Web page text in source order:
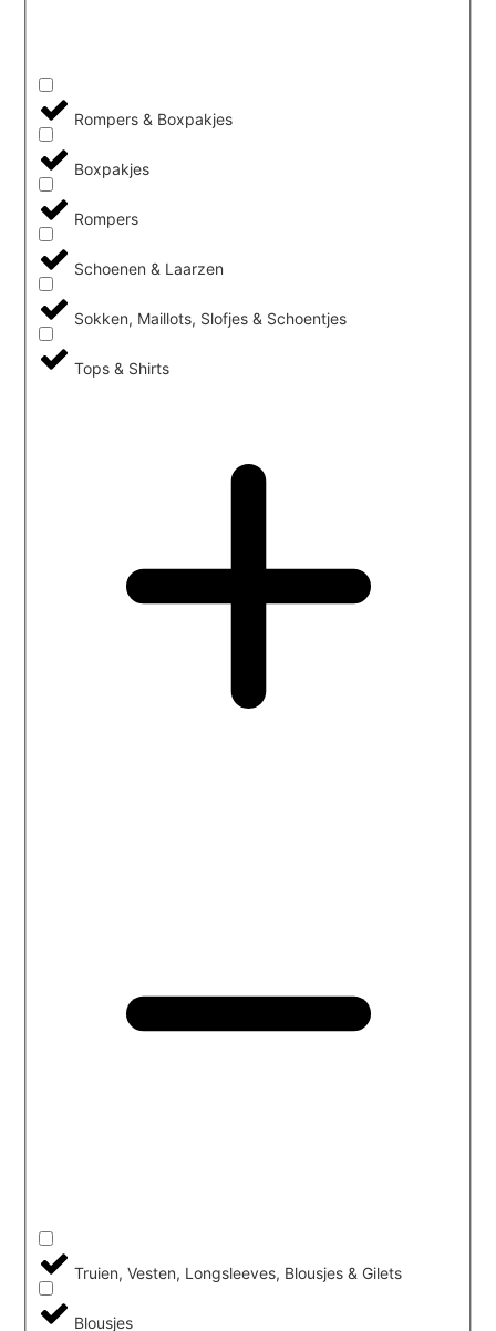
Rompers & Boxpakjes
Boxpakjes
Rompers
Schoenen & Laarzen
Sokken, Maillots, Slofjes & Schoentjes
Tops & Shirts
Truien, Vesten, Longsleeves, Blousjes & Gilets
Blousjes